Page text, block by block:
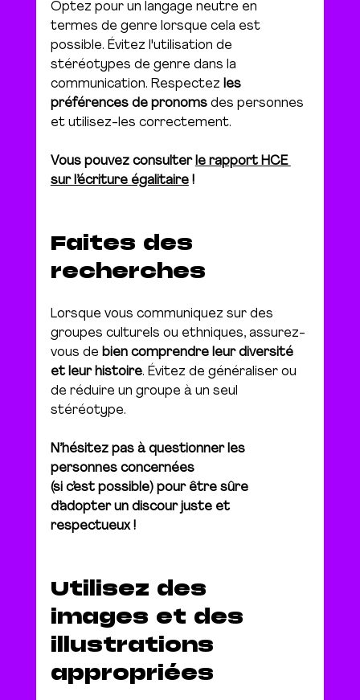
Optez pour un langage neutre en
termes de genre lorsque cela est
possible. Évitez l'utilisation de
stéréotypes de genre dans la
communication. Respectez les
préférences de pronoms des personnes
et utilisez-les correctement.
Vous pouvez consulter le rapport HCE
sur l’écriture égalitaire !
Faites des
recherches
Lorsque vous communiquez sur des
groupes culturels ou ethniques, assurez-
vous de bien comprendre leur diversité
et leur histoire. Évitez de généraliser ou
de réduire un groupe à un seul
stéréotype.
N’hésitez pas à questionner les
personnes concernées
(si c’est possible) pour être sûre
d’adopter un discour juste et
respectueux !
Utilisez des
images et des
illustrations
appropriées